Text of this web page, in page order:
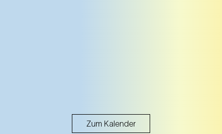
Zum Kalender